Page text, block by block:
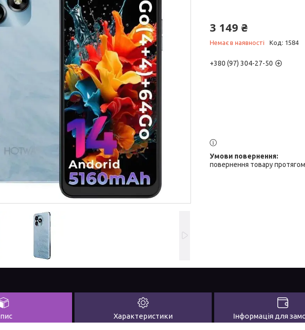
3 149 ₴
Немає в наявності Код: 1584
+380 (97) 304-27-50
повернення товару
Характеристики Інформація для